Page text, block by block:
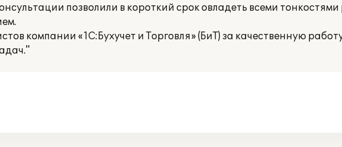
позволили в короткий срок овладеть всеми
компании «1С:Бухучет и Торговля» (БиТ) за качественную